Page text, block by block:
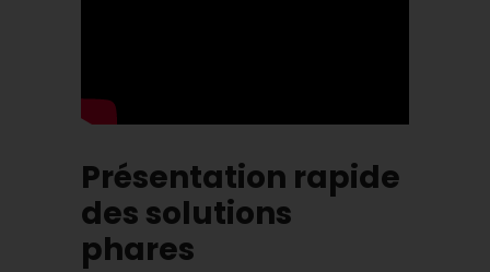
Présentation rapide
des solutions
phares